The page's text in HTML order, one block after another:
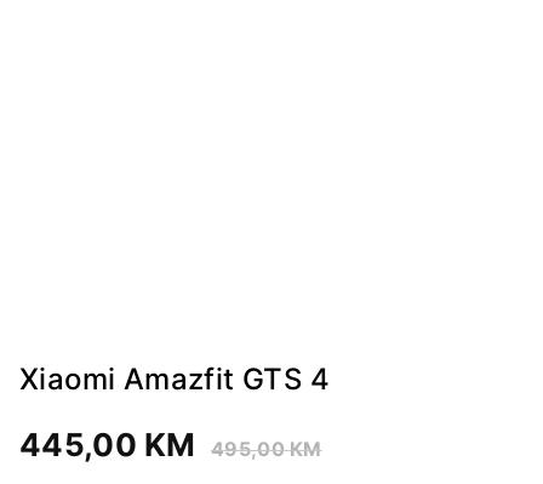
Xiaomi Amazfit GTS 4
445,00 KM 495,00KM